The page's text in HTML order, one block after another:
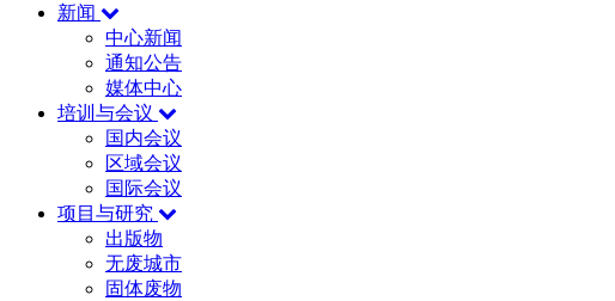
新闻
中心新闻
通知公告
媒体中心
培训与会议
国内会议
区域会议
国际会议
项目与研究
出版物
无废城市
固体废物